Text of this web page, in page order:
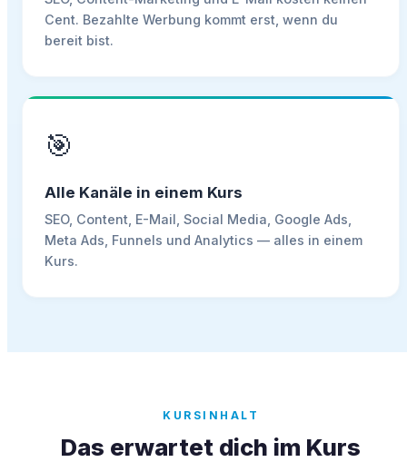
Cent. Bezahlte Werbung kommt erst, wenn du
bereit bist.
🎯
Alle Kanäle in einem Kurs
SEO, Content, E-Mail, Social Media, Google Ads,
Meta Ads, Funnels und Analytics — alles in einem
Kurs.
KURSINHALT
Das erwartet dich im Kurs